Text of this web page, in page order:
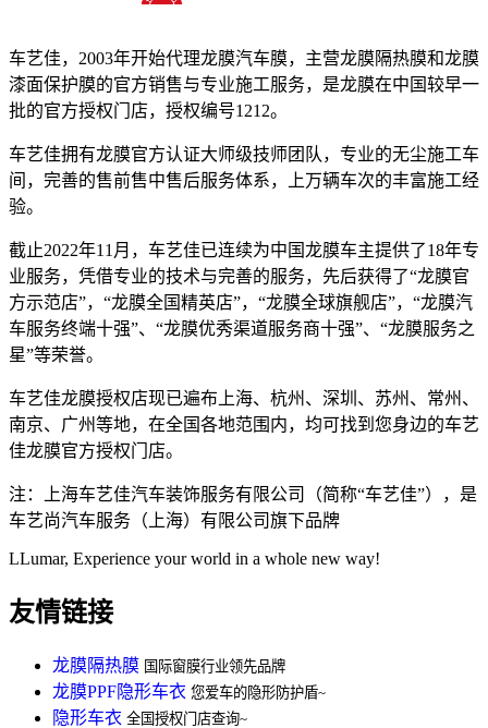
车艺佳，2003年开始代理龙膜汽车膜，主营龙膜隔热膜和龙膜
漆面保护膜的官方销售与专业施工服务，是龙膜在中国较早一
批的官方授权门店，授权编号1212。
车艺佳拥有龙膜官方认证大师级技师团队，专业的无尘施工车
间，完善的售前售中售后服务体系，上万辆车次的丰富施工经
验。
截止2022年11月，车艺佳已连续为中国龙膜车主提供了18年专
业服务，凭借专业的技术与完善的服务，先后获得了“龙膜官
方示范店”，“龙膜全国精英店”，“龙膜全球旗舰店”，“龙膜汽
车服务终端十强”、“龙膜优秀渠道服务商十强”、“龙膜服务之
星”等荣誉。
车艺佳龙膜授权店现已遍布上海、杭州、深圳、苏州、常州、
南京、广州等地，在全国各地范围内，均可找到您身边的车艺
佳龙膜官方授权门店。
注：上海车艺佳汽车装饰服务有限公司（简称“车艺佳”），是
车艺尚汽车服务（上海）有限公司旗下品牌
LLumar, Experience your world in a whole new way!
友情链接
龙膜隔热膜 国际窗膜行业领先品牌
龙膜PPF隐形车衣 您爱车的隐形防护盾~
隐形车衣 全国授权门店查询~